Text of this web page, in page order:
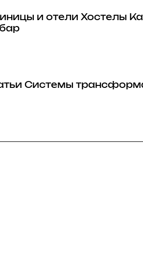
и отели Хостелы
Системы